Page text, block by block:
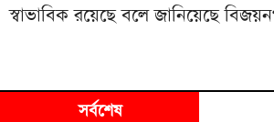
স্বাভাবিক রয়েছে বলে জানিয়েছে
সর্বশেষ